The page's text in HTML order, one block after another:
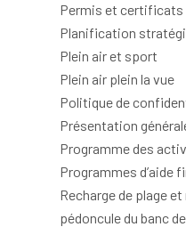
Permis et certificats
Planification
Plein air et sport
Plein air plein la vue
Politique de
Présentation
Programme des
Programmes d’aide
Recharge de plage
pédoncule du banc